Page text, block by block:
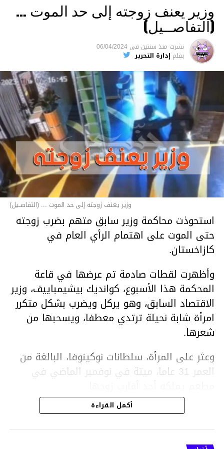
وزير يعنف زوجته إلى حد الموت …
(التفاصــيل)
نشرت منذ سنتين فى 06/04/2024
بقلم إدارة التحرير
وزير يعنف زوجته إلى حد الموت ... (التفاصــيل)
استحوذت محاكمة وزير سابق متهم بضرب زوجته
حتى الموت على اهتمام الرأي العام في
كازاخستان.
وأظهرت لقطات صادمة تم عرضها في قاعة
المحكمة هذا الأسبوع، كوانديك بيشيمباييف، وزير
الاقتصاد السابق، وهو يركل ويضرب بشكل متكرر
امرأة شابة نحيلة ترتدي معطفا، ويسحبها من
شعرها.
وعثر على المرأة، سلطانات نوكينوفا، البالغة من
العمر 31 عاما، ميتة في نوفمبر الماضي في
ووفقا لتقرير الطبيب الشرعي، توفيت نوكينوفا
متأثرة بصدمة في الدماغ، وكانت إحدى عظام
أنفها مكسورة وكانت هناك كدمات متعددة على
أكمل القراءة